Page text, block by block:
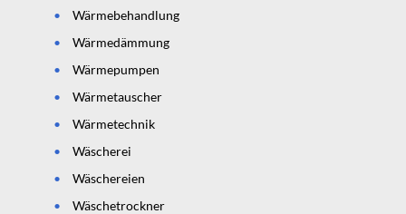
Wärmebehandlung
Wärmedämmung
Wärmepumpen
Wärmetauscher
Wärmetechnik
Wäscherei
Wäschereien
Wäschetrockner